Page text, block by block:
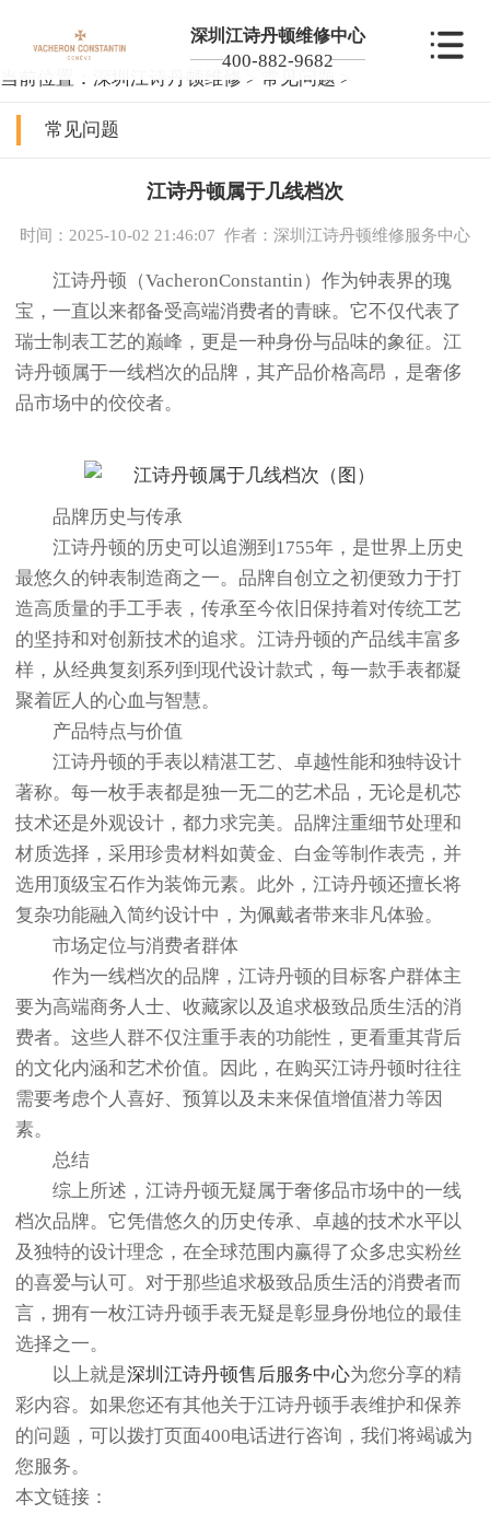
深圳江诗丹顿维修中心
400-882-9682
当前位置： 深圳江诗丹顿维修 > 常见问题 >
常见问题
江诗丹顿属于几线档次
时间：2025-10-02 21:46:07 作者：深圳江诗丹顿维修服务中心
江诗丹顿（VacheronConstantin）作为钟表界的瑰
宝，一直以来都备受高端消费者的青睐。它不仅代表了
瑞士制表工艺的巅峰，更是一种身份与品味的象征。江
诗丹顿属于一线档次的品牌，其产品价格高昂，是奢侈
品市场中的佼佼者。
品牌历史与传承
江诗丹顿的历史可以追溯到1755年，是世界上历史
最悠久的钟表制造商之一。品牌自创立之初便致力于打
造高质量的手工手表，传承至今依旧保持着对传统工艺
的坚持和对创新技术的追求。江诗丹顿的产品线丰富多
样，从经典复刻系列到现代设计款式，每一款手表都凝
聚着匠人的心血与智慧。
产品特点与价值
江诗丹顿的手表以精湛工艺、卓越性能和独特设计
著称。每一枚手表都是独一无二的艺术品，无论是机芯
技术还是外观设计，都力求完美。品牌注重细节处理和
材质选择，采用珍贵材料如黄金、白金等制作表壳，并
选用顶级宝石作为装饰元素。此外，江诗丹顿还擅长将
复杂功能融入简约设计中，为佩戴者带来非凡体验。
市场定位与消费者群体
作为一线档次的品牌，江诗丹顿的目标客户群体主
要为高端商务人士、收藏家以及追求极致品质生活的消
费者。这些人群不仅注重手表的功能性，更看重其背后
的文化内涵和艺术价值。因此，在购买江诗丹顿时往往
需要考虑个人喜好、预算以及未来保值增值潜力等因
素。
总结
综上所述，江诗丹顿无疑属于奢侈品市场中的一线
档次品牌。它凭借悠久的历史传承、卓越的技术水平以
及独特的设计理念，在全球范围内赢得了众多忠实粉丝
的喜爱与认可。对于那些追求极致品质生活的消费者而
言，拥有一枚江诗丹顿手表无疑是彰显身份地位的最佳
选择之一。
以上就是深圳江诗丹顿售后服务中心为您分享的精
彩内容。如果您还有其他关于江诗丹顿手表维护和保养
的问题，可以拨打页面400电话进行咨询，我们将竭诚为
您服务。
本文链接：